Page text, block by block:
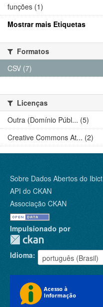
funções (1)
Mostrar mais Etiquetas
Formatos
CSV (7)
Licenças
Outra (Domínio Públ... (5)
Creative Commons At... (2)
Sobre Dados Abertos do Ibict
API do CKAN
Associação CKAN
Impulsionado por
Idioma